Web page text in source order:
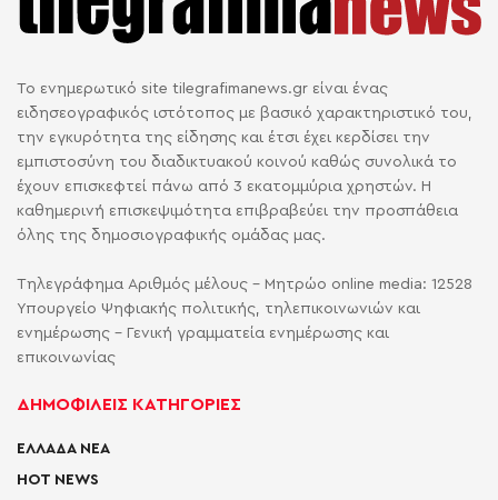
Το ενημερωτικό site tilegrafimanews.gr είναι ένας
ειδησεογραφικός ιστότοπος με βασικό χαρακτηριστικό του,
την εγκυρότητα της είδησης και έτσι έχει κερδίσει την
εμπιστοσύνη του διαδικτυακού κοινού καθώς συνολικά το
έχουν επισκεφτεί πάνω από 3 εκατομμύρια χρηστών. Η
καθημερινή επισκεψιμότητα επιβραβεύει την προσπάθεια
όλης της δημοσιογραφικής ομάδας μας.
Τηλεγράφημα Αριθμός μέλους - Μητρώο online media: 12528
Υπουργείο Ψηφιακής πολιτικής, τηλεπικοινωνιών και
ενημέρωσης - Γενική γραμματεία ενημέρωσης και
επικοινωνίας
ΔΗΜΟΦΙΛΕΙΣ ΚΑΤΗΓΟΡΙΕΣ
ΕΛΛΑΔΑ ΝΕΑ
HOT NEWS